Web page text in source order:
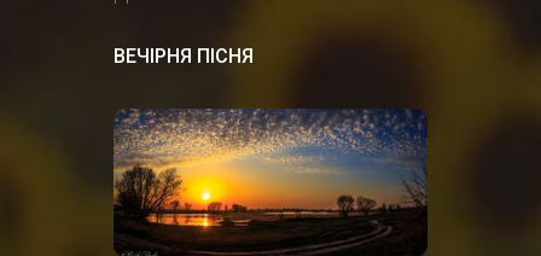
ВЕЧІРНЯ ПІСНЯ